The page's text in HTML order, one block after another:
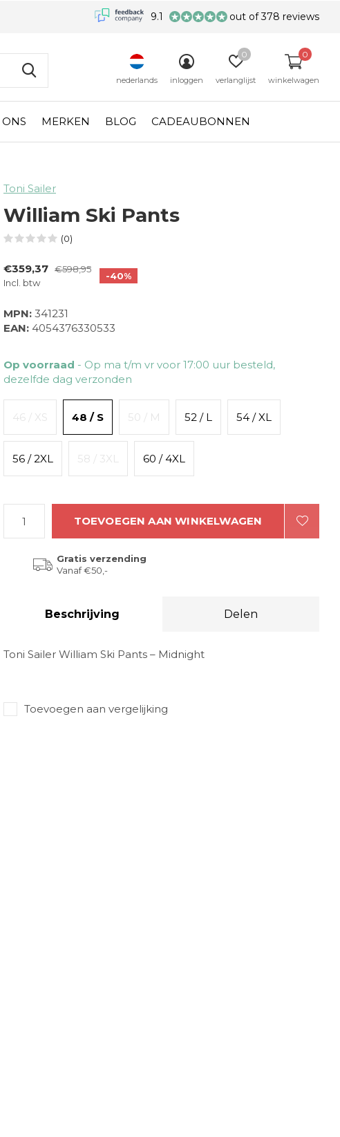
MERKEN BLOG CADEAUBONNEN
nederlands inloggen verlanglijst
0
winkelwagen
0
9.1 out of 378 reviews
Toni Sailer
William Ski Pants
(0)
€359,37 €598,95
Incl. btw
-40%
MPN: 341231
EAN: 4054376330533
Op voorraad - Op ma t/m vr voor 17:00 uur besteld,
dezelfde dag verzonden
46 / XS 48 / S 50 / M 52 / L 54 / XL
56 / 2XL 58 / 3XL 60 / 4XL
TOEVOEGEN AAN WINKELWAGEN
Gratis verzending
Vanaf €50,-
Beschrijving Delen
Toni Sailer William Ski Pants – Midnight
Toevoegen aan vergelijking